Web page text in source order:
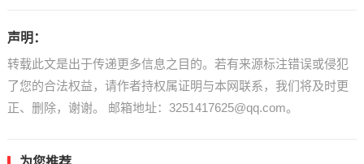
声明：
转载此文是出于传递更多信息之目的。若有来源标注错误或侵犯
了您的合法权益，请作者持权属证明与本网联系，我们将及时更
正、删除，谢谢。 邮箱地址：3251417625@qq.com。